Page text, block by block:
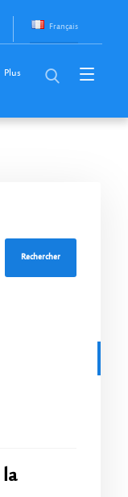
Français
Plus
Rechercher